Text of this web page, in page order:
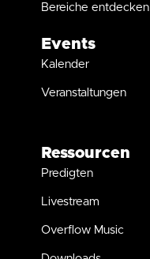
Bereiche entdecken
Events
Kalender
Veranstaltungen
Ressourcen
Predigten
Livestream
Overflow Music